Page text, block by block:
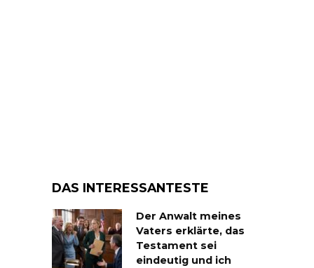
DAS INTERESSANTESTE
Der Anwalt meines
Vaters erklärte, das
Testament sei
eindeutig und ich